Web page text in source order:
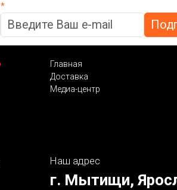
*
Главная
Доставка
Медиа-центр
Наш адрес
г. Мытищи,